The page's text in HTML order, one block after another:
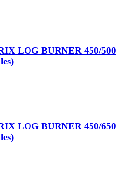
LOG BURNER 450/500
LOG BURNER 450/650